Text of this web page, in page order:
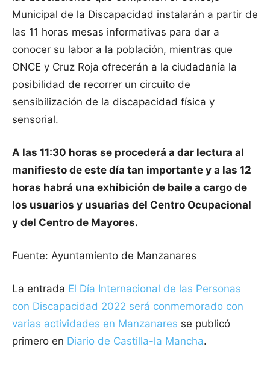
Municipal de la Discapacidad instalarán a partir de
las 11 horas mesas informativas para dar a
conocer su labor a la población, mientras que
ONCE y Cruz Roja ofrecerán a la ciudadanía la
posibilidad de recorrer un circuito de
sensibilización de la discapacidad física y
sensorial.
A las 11:30 horas se procederá a dar lectura al
manifiesto de este día tan importante y a las 12
horas habrá una exhibición de baile a cargo de
los usuarios y usuarias del Centro Ocupacional
y del Centro de Mayores.
Fuente: Ayuntamiento de Manzanares
La entrada El Día Internacional de las Personas
con Discapacidad 2022 será conmemorado con
varias actividades en Manzanares se publicó
primero en Diario de Castilla-la Mancha.